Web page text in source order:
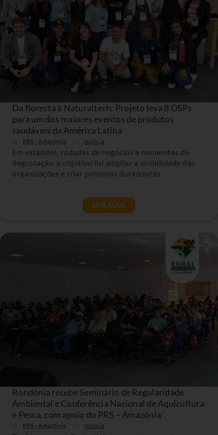
Da floresta à Naturaltech: Projeto leva 8 OSPs
para um dos maiores eventos de produtos
saudáveis da América Latina
PRS - Amazônia Noticia
Em estandes, rodadas de negócios e momentos de
degustação, o objetivo foi ampliar a visibilidade das
organizações e criar parcerias duradouras
LEIA MAIS
Rondônia recebe Seminário de Regularidade
Ambiental e Conferência Nacional de Aquicultura
e Pesca, com apoio do PRS – Amazônia
PRS - Amazônia Noticia